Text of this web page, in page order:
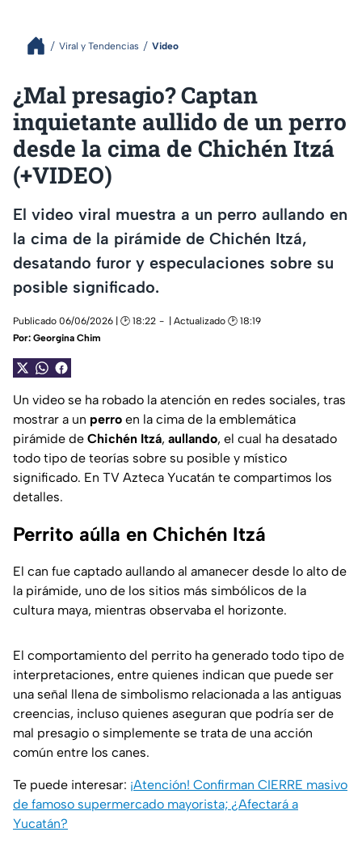
Viral y Tendencias Video
¿Mal presagio? Captan
inquietante aullido de un perro
desde la cima de Chichén Itzá
(+VIDEO)
El video viral muestra a un perro aullando en
la cima de la pirámide de Chichén Itzá,
desatando furor y especulaciones sobre su
posible significado.
Publicado 06/06/2026 | 🕑 18:22
| Actualizado 🕑 18:19
Por: Georgina Chim
Un video se ha robado la atención en redes sociales, tras
mostrar a un perro en la cima de la emblemática
pirámide de Chichén Itzá, aullando, el cual ha desatado
todo tipo de teorías sobre su posible y místico
significado. En TV Azteca Yucatán te compartimos los
detalles.
Perrito aúlla en Chichén Itzá
El can fue captado aullando al amanecer desde lo alto de
la pirámide, uno de los sitios más simbólicos de la
cultura maya, mientras observaba el horizonte.
El comportamiento del perrito ha generado todo tipo de
interpretaciones, entre quienes indican que puede ser
una señal llena de simbolismo relacionada a las antiguas
creencias, incluso quienes aseguran que podría ser de
mal presagio o simplemente se trata de una acción
común entre los canes.
Te puede interesar: ¡Atención! Confirman CIERRE masivo
de famoso supermercado mayorista; ¿Afectará a
Yucatán?